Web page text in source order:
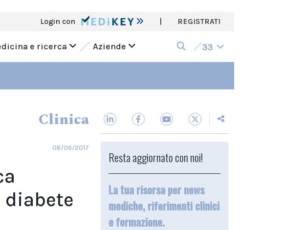
Login con | REGISTRATI
e ricerca Aziende 33
Clinica
06/06/2017
Resta aggiornato con noi!
La tua risorsa per news
mediche, riferimenti clinici
e formazione.